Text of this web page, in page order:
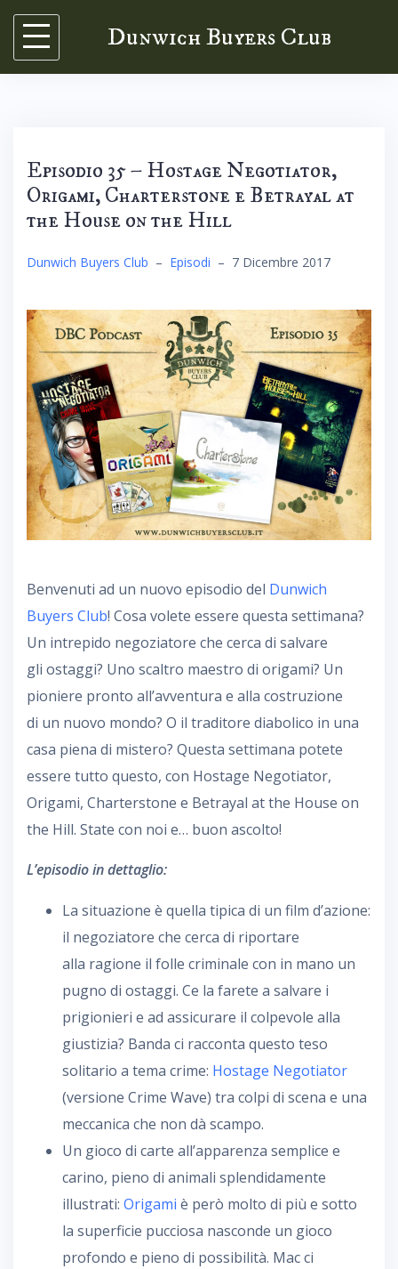
Skip
content
Dunwich Buyers Club
Episodio 35 – Hostage Negotiator,
Origami, Charterstone e Betrayal at
the House on the Hill
Dunwich Buyers Club – Episodi – 7 Dicembre 2017
Benvenuti ad un nuovo episodio del Dunwich
Buyers Club! Cosa volete essere questa settimana?
Un intrepido negoziatore che cerca di salvare
gli ostaggi? Uno scaltro maestro di origami? Un
pioniere pronto all’avventura e alla costruzione
di un nuovo mondo? O il traditore diabolico in una
casa piena di mistero? Questa settimana potete
essere tutto questo, con Hostage Negotiator,
Origami, Charterstone e Betrayal at the House on
the Hill. State con noi e… buon ascolto!
L’episodio in dettaglio:
La situazione è quella tipica di un film d’azione:
il negoziatore che cerca di riportare
alla ragione il folle criminale con in mano un
pugno di ostaggi. Ce la farete a salvare i
prigionieri e ad assicurare il colpevole alla
giustizia? Banda ci racconta questo teso
solitario a tema crime: Hostage Negotiator
(versione Crime Wave) tra colpi di scena e una
meccanica che non dà scampo.
Un gioco di carte all’apparenza semplice e
carino, pieno di animali splendidamente
illustrati: Origami è però molto di più e sotto
la superficie pucciosa nasconde un gioco
profondo e pieno di possibilità. Mac ci